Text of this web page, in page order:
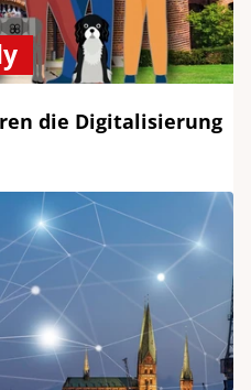
die Digitalisierung